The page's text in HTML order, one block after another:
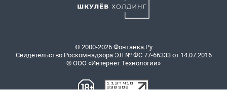
© 2000-2026 Фонтанка.Ру
Свидетельство Роскомнадзора ЭЛ № ФС 77-66333 от 14.07.2016
© ООО «Интернет Технологии»